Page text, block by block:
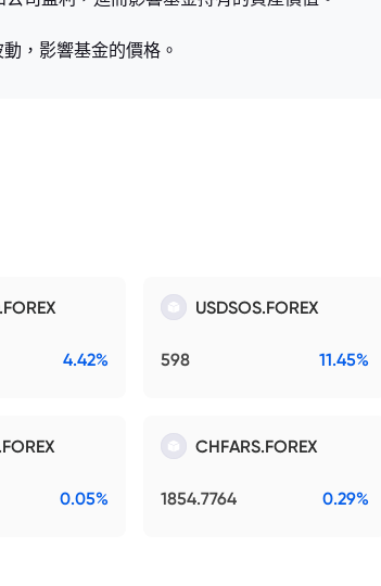
，影響基金的價格。
4.42%
USDSOS.FOREX
598 11.45%
0.05%
CHFARS.FOREX
1854.7764 0.29%